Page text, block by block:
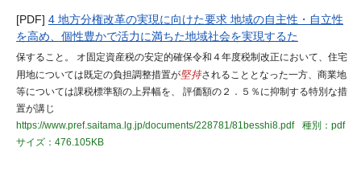
[PDF] 4 地方分権改革の実現に向けた要求 地域の自主性・自立性
を高め、個性豊かで活力に満ちた地域社会を実現するた
保すること。 オ固定資産税の安定的確保令和４年度税制改正において、住宅
用地については既定の負担調整措置が堅持されることとなった一方、商業地
等については課税標準額の上昇幅を、 評価額の２．５％に抑制する特別な措
置が講じ
https://www.pref.saitama.lg.jp/documents/228781/81besshi8.pdf
種別：pdf
サイズ：476.105KB